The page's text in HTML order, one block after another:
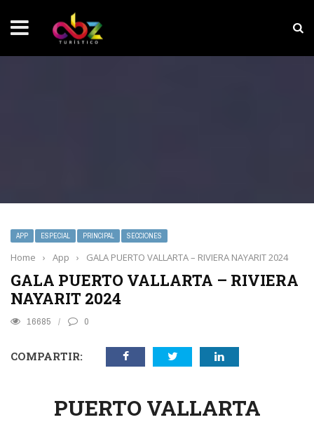
NOTICIAS SOBRESALIENTES
APP ESPECIAL PRINCIPAL SECCIONES
Home › App › GALA PUERTO VALLARTA – RIVIERA NAYARIT 2024
GALA PUERTO VALLARTA – RIVIERA
NAYARIT 2024
16685 0
COMPARTIR:
PUERTO VALLARTA